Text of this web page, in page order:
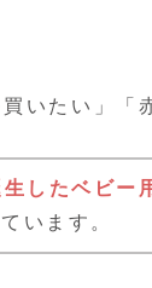
いたい」
したベビー
います。